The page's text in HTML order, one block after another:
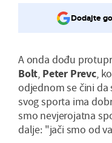
Dodajte
A onda dođu
Bolt, Peter Prevc,
odjednom se čini da
svog sporta ima
smo nevjerojatna
dalje: "jači smo od